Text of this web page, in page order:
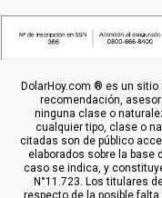
DolarHoy.com ® es un sitio
recomendación,
ninguna clase o
cualquier tipo, clase o
citadas son de público
elaborados sobre la base
caso se indica, y
N°11.723. Los titulares
respecto de la posible